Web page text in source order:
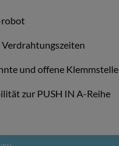
robot
und offene Klemmstelle
zur PUSH IN A-Reihe